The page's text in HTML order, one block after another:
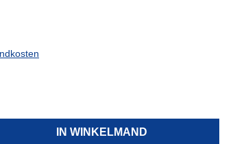
IN WINKELMAND